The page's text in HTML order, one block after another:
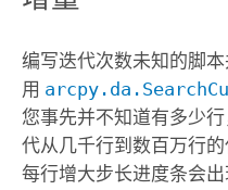
编写迭代次数未知的脚
用
您事先并不知道有多少
代从几千行到数百万行
每行增大步长进度条会